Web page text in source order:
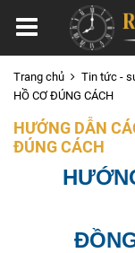
Trang chủ Tin tức -
HỒ CƠ ĐÚNG CÁCH
HƯỚNG DẪN
ĐÚNG CÁCH